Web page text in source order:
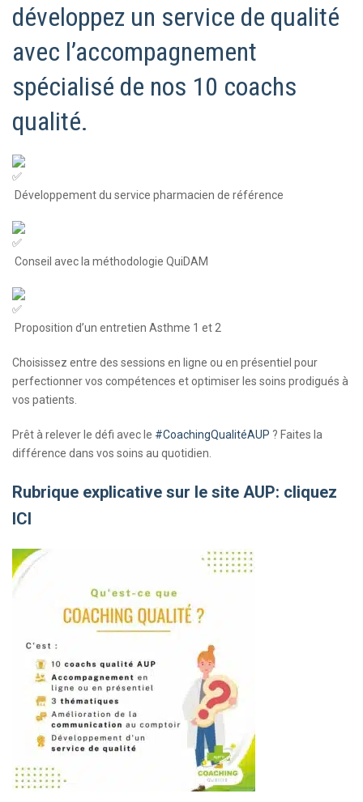
développez un service de qualité
avec l’accompagnement
spécialisé de nos 10 coachs
qualité.
Développement du service pharmacien de référence
Conseil avec la méthodologie QuiDAM
Proposition d’un entretien Asthme 1 et 2
Choisissez entre des sessions en ligne ou en présentiel pour
perfectionner vos compétences et optimiser les soins prodigués à
vos patients.
Prêt à relever le défi avec le #CoachingQualitéAUP ? Faites la
différence dans vos soins au quotidien.
Rubrique explicative sur le site AUP: cliquez
ICI